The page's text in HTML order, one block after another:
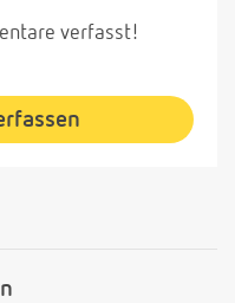
verfasst!